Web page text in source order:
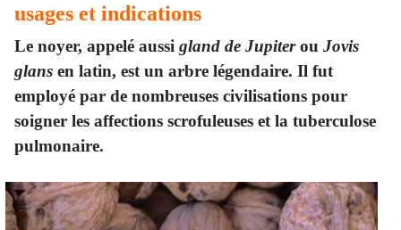
usages et indications
Le noyer, appelé aussi gland de Jupiterou Jovis
glans en latin, est un arbre légendaire. Il fut
employé par de nombreuses civilisations pour
soigner les affections scrofuleuses et la tuberculose
pulmonaire.